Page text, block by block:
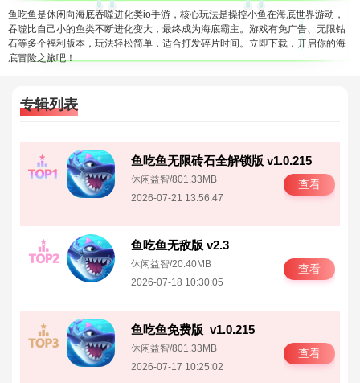
鱼吃鱼是休闲向海底吞噬进化类io手游，核心玩法是操控小鱼在海底世界游动，
吞噬比自己小的鱼类不断进化变大，最终成为海底霸主。游戏有免广告、无限钻
石等多个福利版本，玩法轻松简单，适合打发碎片时间。立即下载，开启你的海
底冒险之旅吧！
专辑列表
NO.1
鱼吃鱼无限砖石全解锁版 v1.0.215
休闲益智/801.33MB
2026-07-21 13:56:47
查看
NO.2
鱼吃鱼无敌版 v2.3
休闲益智/20.40MB
2026-07-18 10:30:05
查看
NO.3
鱼吃鱼免费版 v1.0.215
休闲益智/801.33MB
2026-07-17 10:25:02
查看